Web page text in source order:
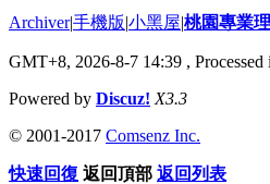
Archiver|手機版|小黑屋|桃園專業
GMT+8, 2026-8-7 14:39 ,
Powered by Discuz! X3.3
© 2001-2017 Comsenz Inc.
快速回復 返回頂部 返回列表